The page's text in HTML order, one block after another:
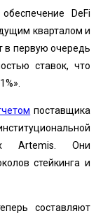
DeFi
кварталом и
в первую очередь
ставок, что
поставщика
Artemis. Они
стейкинга и
составляют